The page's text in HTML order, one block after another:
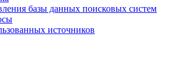
базы данных поисковых систем
источников